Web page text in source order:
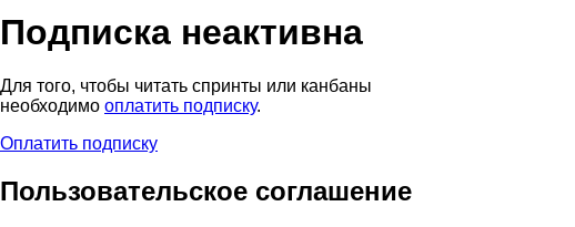
Подписка неактивна
Для того, чтобы читать спринты или канбаны
необходимо оплатить подписку.
Оплатить подписку
Пользовательское соглашение